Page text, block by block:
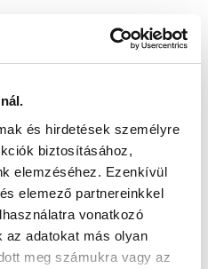
és hirdetések személyre
biztosításához,
elemzéséhez. Ezenkívül
elemező partnereinkkel
vonatkozó
az adatokat más olyan
meg számukra vagy az